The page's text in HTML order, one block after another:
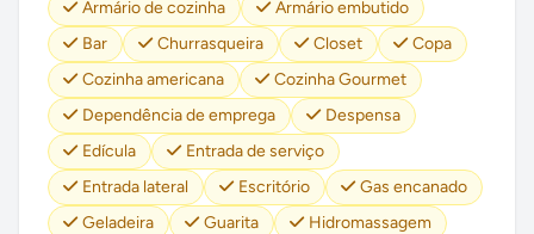
Armário de cozinha
Armário embutido
Bar
Churrasqueira Closet
Copa
Cozinha americana
Cozinha Gourmet
Dependência de emprega
Despensa
Edícula
Entrada de serviço
Entrada lateral
Escritório
Gas encanado
Geladeira
Guarita
Hidromassagem